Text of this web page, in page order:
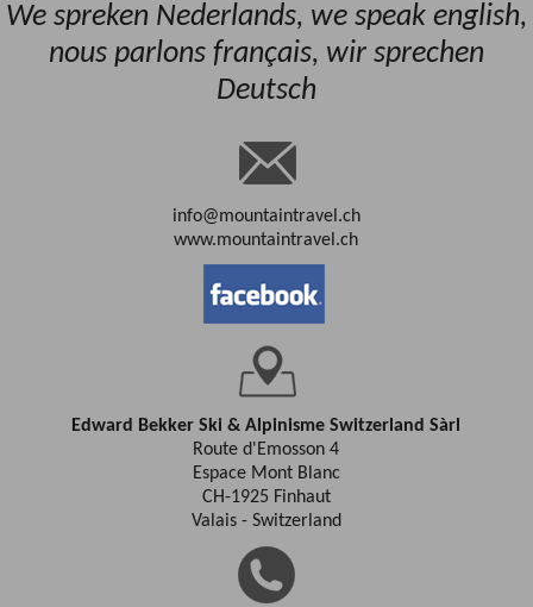
We spreken Nederlands, we speak english,
nous parlons français, wir sprechen
Deutsch
info@mountaintravel.ch
www.mountaintravel.ch
Edward Bekker Ski & Alpinisme Switzerland Sàrl
Route d'Emosson 4
Espace Mont Blanc
CH-1925 Finhaut
Valais - Switzerland